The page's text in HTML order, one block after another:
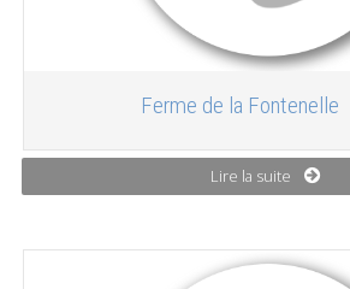
Ferme de la Fontenelle
Lire la suite